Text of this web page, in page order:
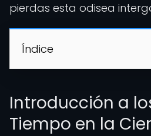
pierdas esta odisea
Índice
Introducción a
Tiempo en la